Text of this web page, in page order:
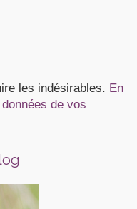
les indésirables. En
de vos